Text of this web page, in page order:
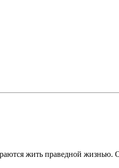
жить праведной жизнью.